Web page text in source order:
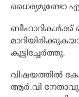
ധൈര്യമുണ്ടോ
ബീഹാറികള്‍ക്ക്
കൂട്ടിച്ചേര്‍ത്തു.
വിഷയത്തില്‍
ആര്‍.വി നേതാവും